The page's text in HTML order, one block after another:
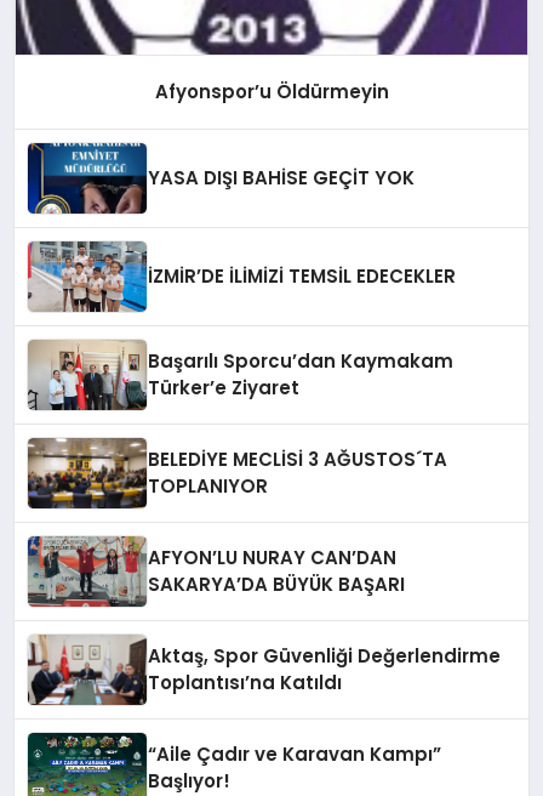
Afyonspor’u Öldürmeyin
YASA DIŞI BAHİSE GEÇİT YOK
İZMİR’DE İLİMİZİ TEMSİL EDECEKLER
Başarılı Sporcu’dan Kaymakam
Türker’e Ziyaret
BELEDİYE MECLİSİ 3 AĞUSTOS´TA
TOPLANIYOR
AFYON’LU NURAY CAN’DAN
SAKARYA’DA BÜYÜK BAŞARI
Aktaş, Spor Güvenliği Değerlendirme
Toplantısı’na Katıldı
“Aile Çadır ve Karavan Kampı”
Başlıyor!